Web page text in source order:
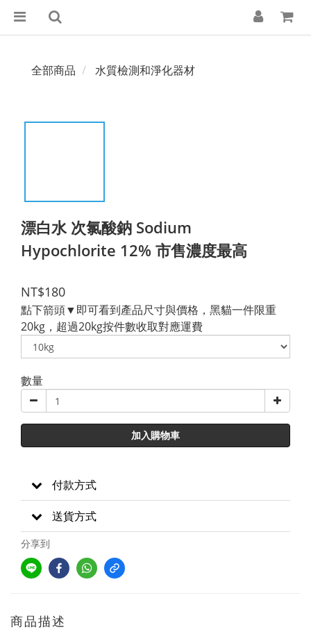
全部商品 水質檢測和淨化器材
漂白水 次氯酸鈉 Sodium
Hypochlorite 12% 市售濃度最高
NT$180
點下箭頭▼即可看到產品尺寸與價格，黑貓一件限重
20kg，超過20kg按件數收取對應運費
數量
加入購物車
付款方式
送貨方式
分享到
商品描述